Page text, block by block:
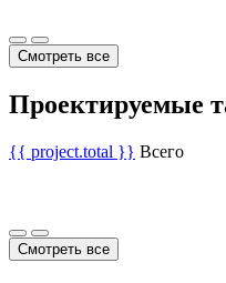
Смотреть все
Проектируемые
{{ project.total }} Всего
Смотреть все